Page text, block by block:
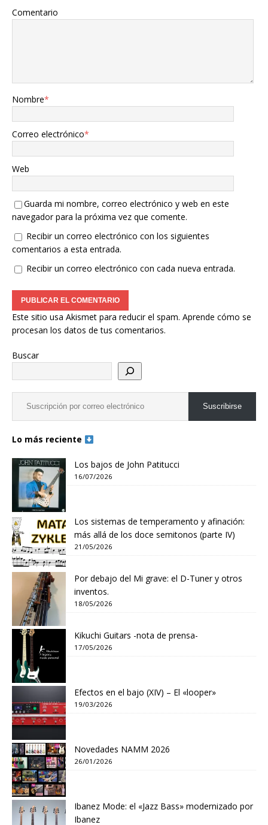
Comentario
Nombre*
Correo electrónico*
Web
Guarda mi nombre, correo electrónico y web en este
navegador para la próxima vez que comente.
Recibir un correo electrónico con los siguientes
comentarios a esta entrada.
Recibir un correo electrónico con cada nueva entrada.
Este sitio usa Akismet para reducir el spam. Aprende cómo se
procesan los datos de tus comentarios.
Buscar
Suscribirse
Lo más reciente
Los bajos de John Patitucci
16/07/2026
Los sistemas de temperamento y afinación:
más allá de los doce semitonos (parte IV)
21/05/2026
Por debajo del Mi grave: el D-Tuner y otros
inventos.
18/05/2026
Kikuchi Guitars -nota de prensa-
17/05/2026
Efectos en el bajo (XIV) – El «looper»
19/03/2026
Novedades NAMM 2026
26/01/2026
Ibanez Mode: el «Jazz Bass» modernizado por
Ibanez